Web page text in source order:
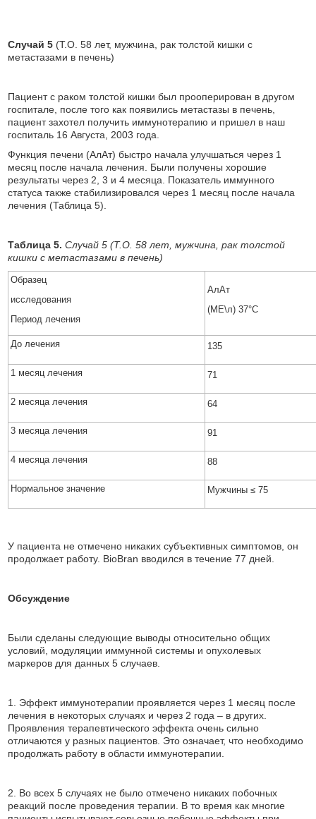
Случай 5 (T.O. 58 лет, мужчина, рак толстой кишки с
метастазами в печень)
Пациент с раком толстой кишки был прооперирован в другом
госпитале, после того как появились метастазы в печень,
пациент захотел получить иммунотерапию и пришел в наш
госпиталь 16 Августа, 2003 года.
Функция печени (АлАт) быстро начала улучшаться через 1
месяц после начала лечения. Были получены хорошие
результаты через 2, 3 и 4 месяца. Показатель иммунного
статуса также стабилизировался через 1 месяц после начала
лечения (Таблица 5).
Таблица 5.Случай 5 (T.O. 58 лет, мужчина, рак толстой
кишки с метастазами в печень)
Образец
исследования
Период лечения
АлАт
(МЕ\л) 37°С
До лечения 135
1 месяц лечения 71
2 месяца лечения 64
3 месяца лечения 91
4 месяца лечения 88
Нормальное значение Мужчины ≤ 75
У пациента не отмечено никаких субъективных симптомов, он
продолжает работу. BioBran вводился в течение 77 дней.
Обсуждение
Были сделаны следующие выводы относительно общих
условий, модуляции иммунной системы и опухолевых
маркеров для данных 5 случаев.
1. Эффект иммунотерапии проявляется через 1 месяц после
лечения в некоторых случаях и через 2 года – в других.
Проявления терапевтического эффекта очень сильно
отличаются у разных пациентов. Это означает, что необходимо
продолжать работу в области иммунотерапии.
2. Во всех 5 случаях не было отмечено никаких побочных
реакций после проведения терапии. В то время как многие